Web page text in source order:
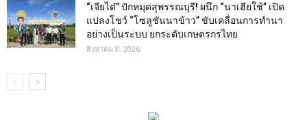
“เจียไต๋” ปักหมุดสุพรรณบุรี! ผนึก “นาเฮียใช้” เปิด
แปลงโชว์ “โซลูชันนาข้าว” ขับเคลื่อนการทำนา
อย่างเป็นระบบ ยกระดับเกษตรกรไทย
สิงหาคม 8, 2026